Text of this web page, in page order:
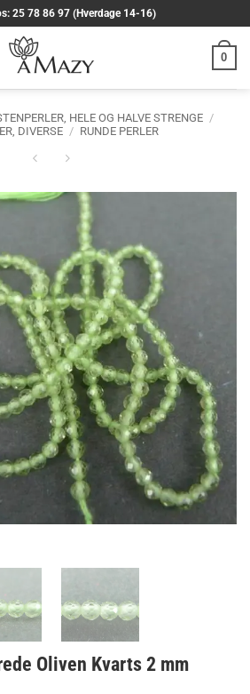
25 78 86 97 (Hverdage 14-16)
0
HELE OG HALVE STRENGE /
DIVERSE / RUNDE PERLER
Oliven Kvarts 2 mm